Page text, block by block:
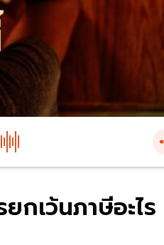
เว้นภาษีอะไร